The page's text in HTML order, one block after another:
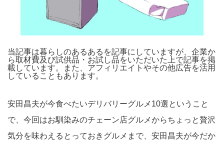
当記事は暮らしのあるあるを記事にしていますが、企業か
ら取材費及び試供品・お試し品をいただいた上で記事を掲
載しています。また、アフィリエイトやその他広告を活用
していることもあります。
安田昌夫が今食べたいデリバリーグルメ10選ということ
で、今回はお馴染みのチェーン店グルメからちょっと贅沢
気分を味わえるとっておきグルメまで、安田昌夫が今だか